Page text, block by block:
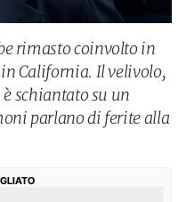
rimasto coinvolto in
California. Il velivolo,
schiantato su un
parlano di ferite alla